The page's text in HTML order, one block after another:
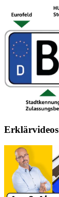
Erklärvideos